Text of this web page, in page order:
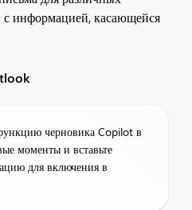
с информацией, касающейся
черновика Copilot в
моменты и вставьте
для включения в